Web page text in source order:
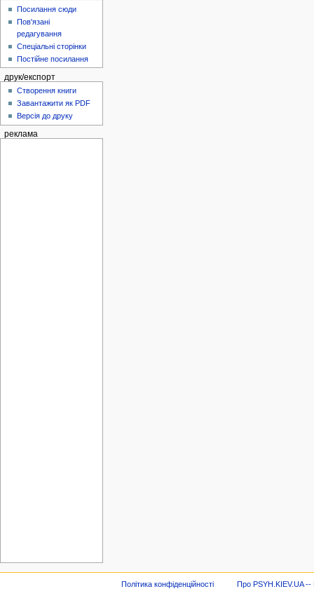
Посилання сюди
Пов'язані
редагування
Спеціальні сторінки
Постійне посилання
друк/експорт
Створення книги
Завантажити як PDF
Версія до друку
реклама
Політика конфіденційності Про PSYH.KIEV.UA --